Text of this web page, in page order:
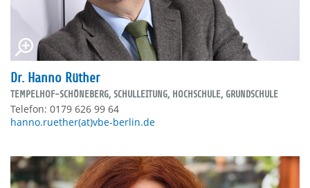
Dr. Hanno Rüther
TEMPELHOF-SCHÖNEBERG, SCHULLEITUNG, HOCHSCHULE, GRUNDSCHULE
Telefon: 0179 626 99 64
hanno.ruether(at)vbe-berlin.de